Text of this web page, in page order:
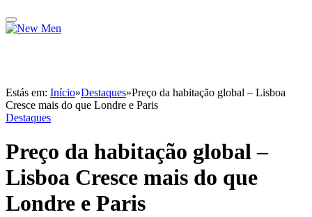
Estás em: Início»Destaques»Preço da habitação global – Lisboa
Cresce mais do que Londre e Paris
Destaques
Preço da habitação global –
Lisboa Cresce mais do que
Londre e Paris